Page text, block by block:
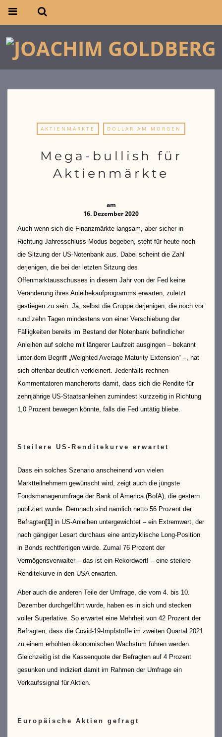
AKTIENMÄRKTE DOLLAR AM MORGEN
Mega-bullish für
Aktienmärkte
am
16. Dezember 2020
Auch wenn sich die Finanzmärkte langsam, aber sicher in
Richtung Jahresschluss-Modus begeben, steht für heute noch
die Sitzung der US-Notenbank aus. Dabei scheint die Zahl
derjenigen, die bei der letzten Sitzung des
Offenmarktausschusses in diesem Jahr von der Fed keine
Veränderung ihres Anleihekaufprogramms erwarten, zuletzt
gestiegen zu sein. Ja, selbst die Gruppe derjenigen, die noch vor
rund zehn Tagen mindestens von einer Verschiebung der
Fälligkeiten bereits im Bestand der Notenbank befindlicher
Anleihen auf solche mit längerer Laufzeit ausgingen – bekannt
unter dem Begriff „Weighted Average Maturity Extension“ –, hat
sich offenbar deutlich verkleinert. Jedenfalls rechnen
Kommentatoren mancherorts damit, dass sich die Rendite für
zehnjährige US-Staatsanleihen zumindest kurzzeitig in Richtung
1,0 Prozent bewegen könnte, falls die Fed untätig bliebe.
Steilere US-Renditekurve erwartet
Dass ein solches Szenario anscheinend von vielen
Marktteilnehmern gewünscht wird, zeigt auch die jüngste
Fondsmanagerumfrage der Bank of America (BofA), die gestern
publiziert wurde. Demnach sind nämlich netto 56 Prozent der
Befragten[1] in US-Anleihen untergewichtet – ein Extremwert, der
nach gängiger Lesart durchaus eine antizyklische Long-Position
in Bonds rechtfertigen würde. Zumal 76 Prozent der
Vermögensverwalter – das ist ein Rekordwert! – eine steilere
Renditekurve in den USA erwarten.
Aber auch die anderen Teile der Umfrage, die vom 4. bis 10.
Dezember durchgeführt wurde, haben es in sich und stecken
voller Superlative. So erwartet eine Mehrheit von 42 Prozent der
Befragten, dass die Covid-19-Impfstoffe im zweiten Quartal 2021
zu einem erhöhten ökonomischen Wachstum führen werden.
Gleichzeitig ist die Kassenquote der Befragten auf 4 Prozent
gesunken und indiziert damit im Rahmen der Umfrage ein
Verkaufssignal für Aktien.
Europäische Aktien gefragt